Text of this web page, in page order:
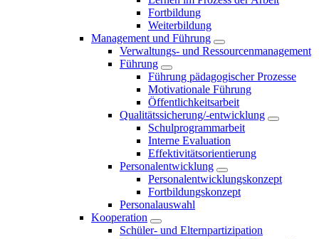
Fortbildung
Weiterbildung
Management und Führung
Verwaltungs- und Ressourcenmanagement
Führung
Führung pädagogischer Prozesse
Motivationale Führung
Öffentlichkeitsarbeit
Qualitätssicherung/-entwicklung
Schulprogrammarbeit
Interne Evaluation
Effektivitätsorientierung
Personalentwicklung
Personalentwicklungskonzept
Fortbildungskonzept
Personalauswahl
Kooperation
Schüler- und Elternpartizipation